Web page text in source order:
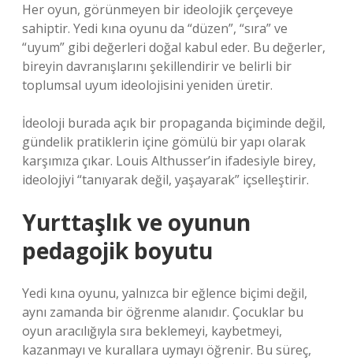
Her oyun, görünmeyen bir ideolojik çerçeveye
sahiptir. Yedi kına oyunu da “düzen”, “sıra” ve
“uyum” gibi değerleri doğal kabul eder. Bu değerler,
bireyin davranışlarını şekillendirir ve belirli bir
toplumsal uyum ideolojisini yeniden üretir.
İdeoloji burada açık bir propaganda biçiminde değil,
gündelik pratiklerin içine gömülü bir yapı olarak
karşımıza çıkar. Louis Althusser’in ifadesiyle birey,
ideolojiyi “tanıyarak değil, yaşayarak” içselleştirir.
Yurttaşlık ve oyunun
pedagojik boyutu
Yedi kına oyunu, yalnızca bir eğlence biçimi değil,
aynı zamanda bir öğrenme alanıdır. Çocuklar bu
oyun aracılığıyla sıra beklemeyi, kaybetmeyi,
kazanmayı ve kurallara uymayı öğrenir. Bu süreç,